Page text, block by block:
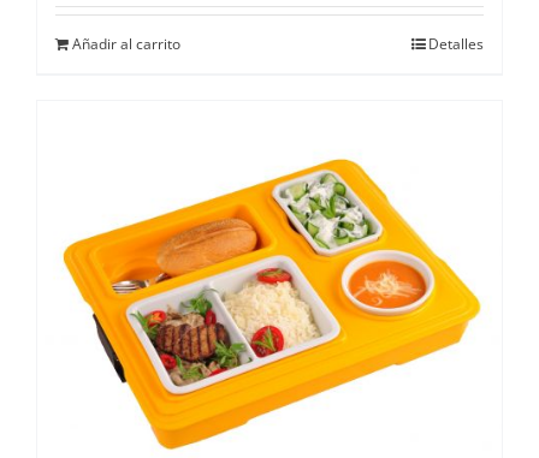
Añadir al carrito Detalles